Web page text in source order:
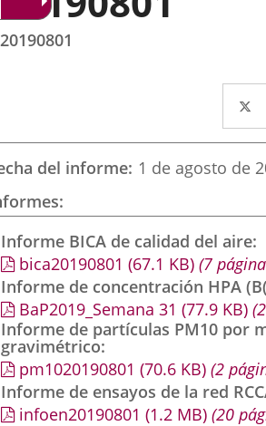
20190801
a
del informe 1 de agosto de
Informe BICA de calidad del aire
bica20190801 (67.1 KB) (7
Informe de concentración HPA
BaP2019_Semana 31 (77.9 KB)
Informe de partículas PM10 por
gravimétrico
pm1020190801 (70.6 KB) (2
Informe de ensayos de la red
infoen20190801 (1.2 MB) (20